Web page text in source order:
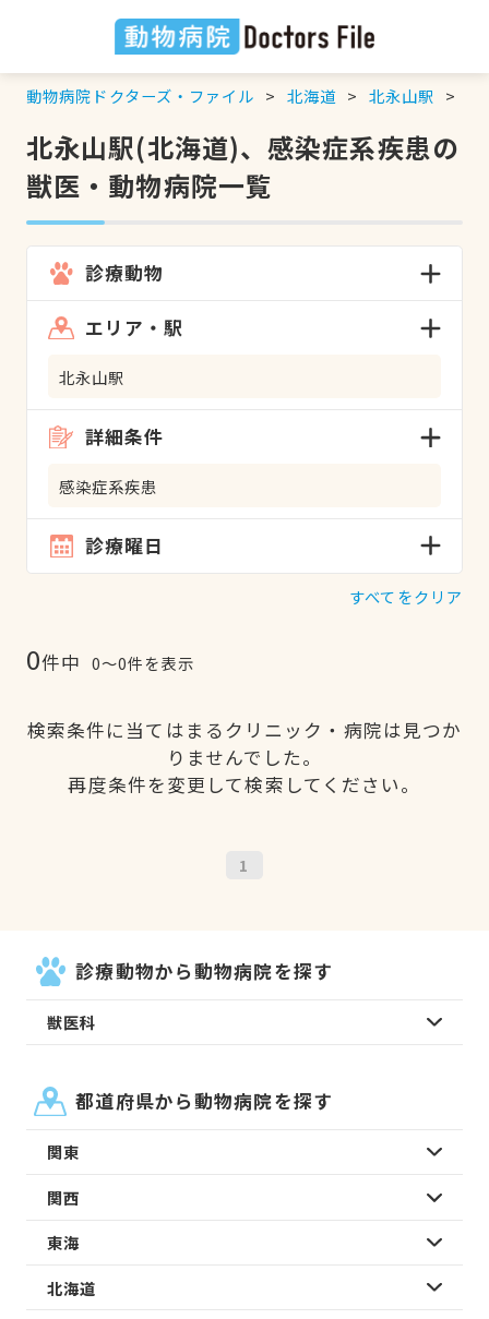
動物病院ドクターズ・ファイル 北海道 北永山駅
北永山駅(北海道)、感染症系疾患の
獣医・動物病院一覧
診療動物
エリア・駅
北永山駅
詳細条件
感染症系疾患
診療曜日
すべてをクリア
0件中 0〜0件を表示
検索条件に当てはまるクリニック・病院は見つか
りませんでした。
再度条件を変更して検索してください。
1
診療動物から動物病院を探す
獣医科
都道府県から動物病院を探す
関東
関西
東海
北海道